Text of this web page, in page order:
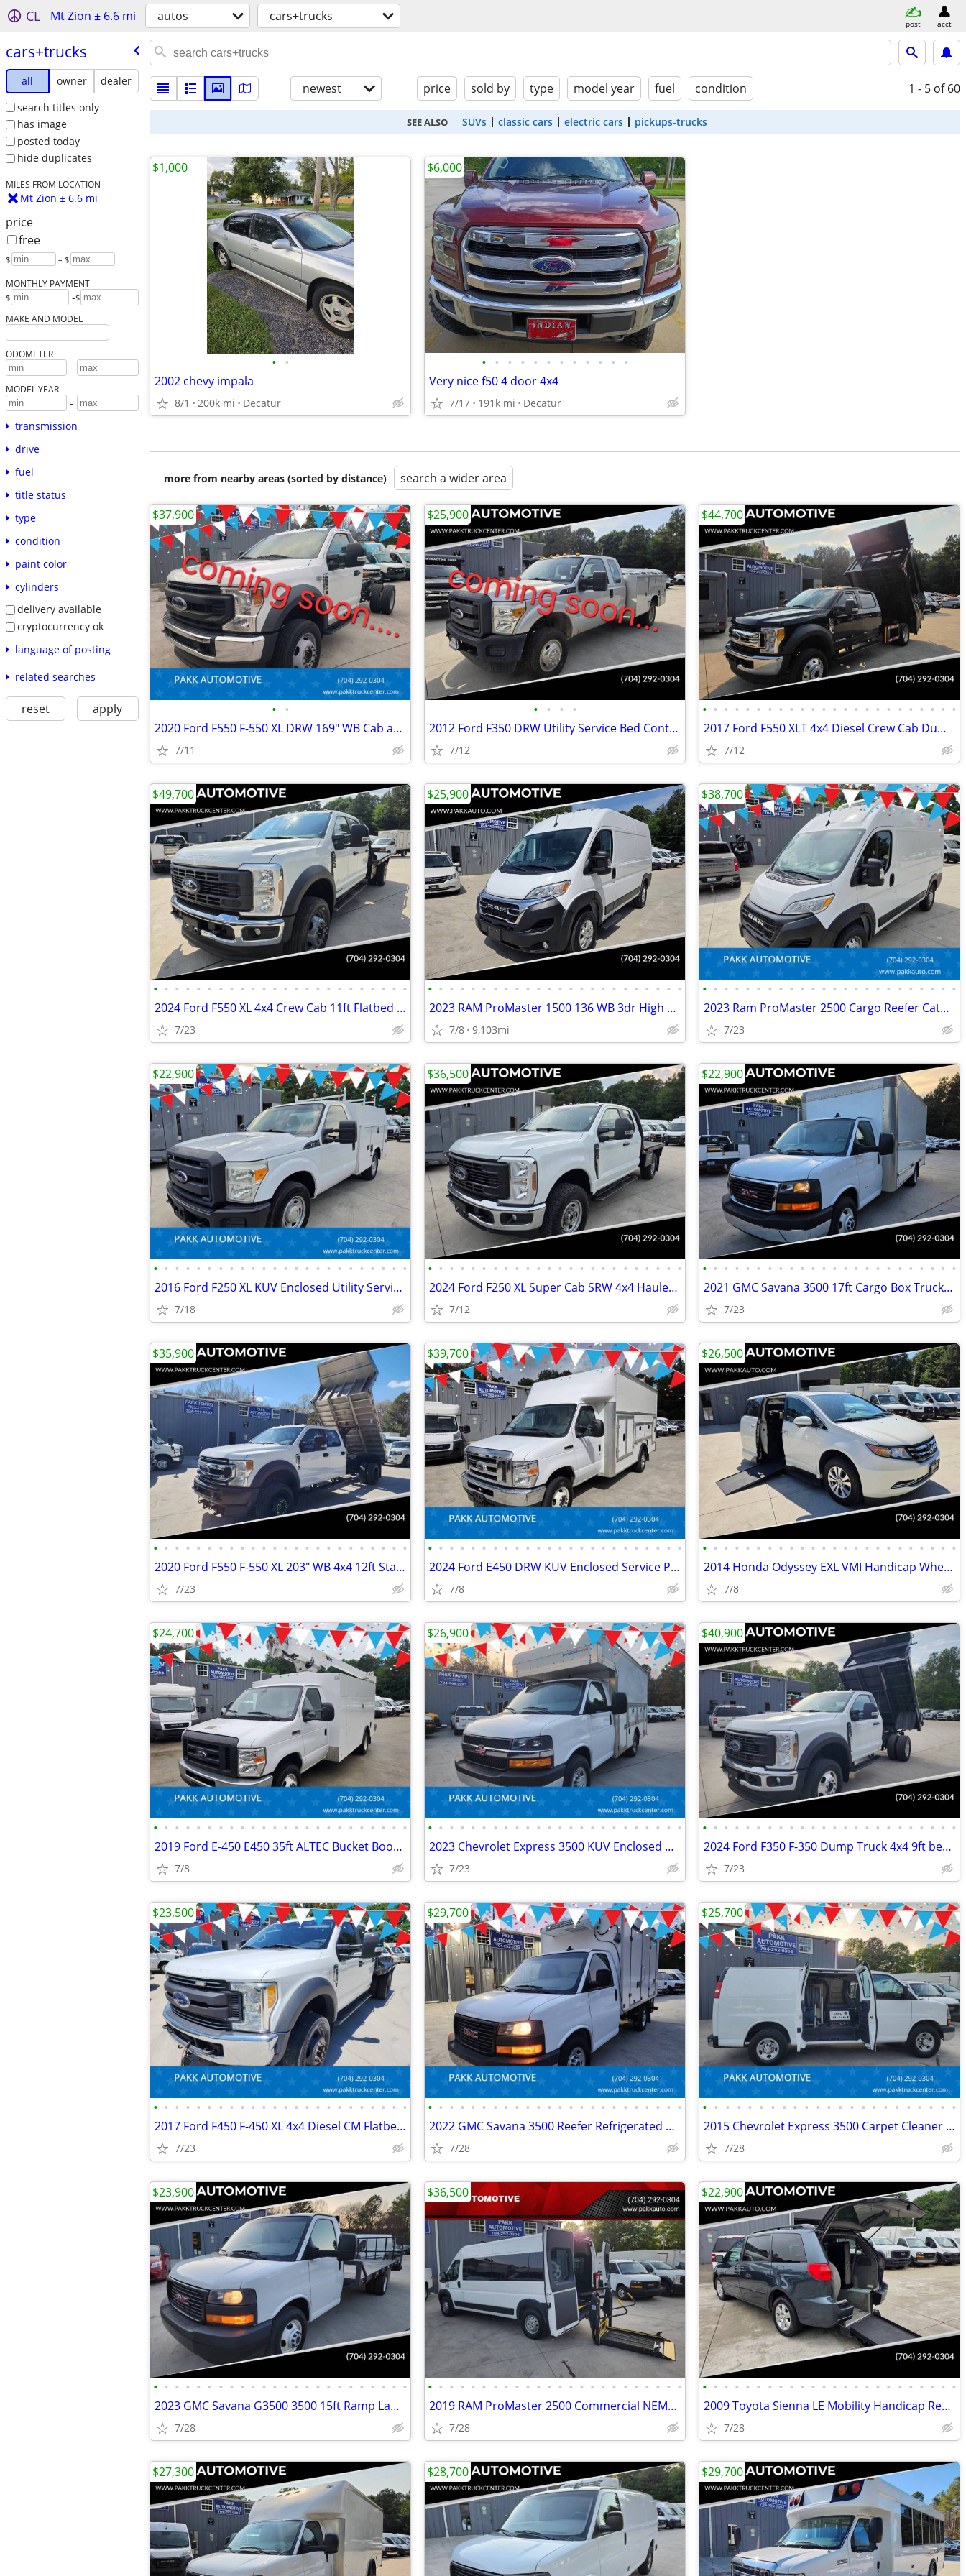
CL Mt Zion ± 6.6 mi autos cars+trucks post acct
cars+trucks
all owner
dealer
search titles only
has image
posted today
hide duplicates
MILES FROM LOCATION
Mt Zion ± 6.6 mi
price
free
$ – $
MONTHLY PAYMENT
$ -$
MAKE AND MODEL
ODOMETER
-
MODEL YEAR
-
transmission
drive
fuel
title status
type
condition
paint color
cylinders
delivery available
cryptocurrency ok
language of posting
related searches
reset apply
newest price sold by type model year fuel condition 1 - 5 of 60
SEE ALSO SUVs classic cars electric cars pickups-trucks
• •
2002 chevy impala
8/1 200k mi Decatur
$1,000
• • • • • • • • • • • •
Very nice f50 4 door 4x4
7/17 191k mi Decatur
$6,000
more from nearby areas (sorted by distance) search a wider area
• •
2020 Ford F550 F-550 XL DRW 169" WB Cab and Chassis 4x4 Diesel
7/11
$37,900
• • • •
2012 Ford F350 DRW Utility Service Bed Contractor Work Truck Liftgate
7/12
$25,900
• • • • • • • • • • • • • • • • • • • • • • • •
2017 Ford F550 XLT 4x4 Diesel Crew Cab Dump Truck High Wall Liftgate
7/12
$44,700
• • • • • • • • • • • • • • • • • • • • • • • •
2024 Ford F550 XL 4x4 Crew Cab 11ft Flatbed Hauler Work Bed Farm Truck
7/23
$49,700
• • • • • • • • • • • • • • • • • • • • • • • •
2023 RAM ProMaster 1500 136 WB 3dr High Roof Cargo Van
7/8 9,103mi
$25,900
• • • • • • • • • • • • • • • • • • • • • • • •
2023 Ram ProMaster 2500 Cargo Reefer Catering Van Thermo King V320
7/23
$38,700
• • • • • • • • • • • • • • • • • • • • • • • •
2016 Ford F250 XL KUV Enclosed Utility Service Plumber Mechanic Truck
7/18
$22,900
• • • • • • • • • • • • • • • • • • • • • • • •
2024 Ford F250 XL Super Cab SRW 4x4 Hauler Bed Flatbed Farm Work Truck
7/12
$36,500
• • • • • • • • • • • • • • • • • • • • • • • •
2021 GMC Savana 3500 17ft Cargo Box Truck Cutaway Work Delivery Van
7/23
$22,900
• • • • • • • • • • • • • • • • • • • • • • • •
2020 Ford F550 F-550 XL 203" WB 4x4 12ft Stake Bed Flatbed Dump Truck
7/23
$35,900
• • • • • • • • • • • • • • • • • • • • • • • •
2024 Ford E450 DRW KUV Enclosed Service Plumber Contractor Box Truck
7/8
$39,700
• • • • • • • • • • • • • • • • • • • • • • • •
2014 Honda Odyssey EXL VMI Handicap Wheelchair Mobility Van Side Ramp
7/8
$26,500
• • • • • • • • • • • • • • • • • • • • • • • •
2019 Ford E-450 E450 35ft ALTEC Bucket Boom Lift Truck Enclosed Box
7/8
$24,700
• • • • • • • • • • • • • • • • • • • • • • • •
2023 Chevrolet Express 3500 KUV Enclosed Utility Service Plumber Truck
7/23
$26,900
• • • • • • • • • • • • • • • • • • • • • • • •
2024 Ford F350 F-350 Dump Truck 4x4 9ft bed 145" WB 7.3 v8 Gas Motor
7/23
$40,900
• • • • • • • • • • • • • • • • • • • • • • • •
2017 Ford F450 F-450 XL 4x4 Diesel CM Flatbed Hauler Farm Work Truck
7/23
$23,500
• • • • • • • • • • • • • • • • • • • • • • • •
2022 GMC Savana 3500 Reefer Refrigerated Box Truck Thermo King V320MAX
7/28
$29,700
• • • • • • • • • • • • • • • • • • • • • • •
2015 Chevrolet Express 3500 Carpet Cleaner BUTLER CLEANING SYSTEM
7/28
$25,700
• • • • • • • • • • • • • • • • • • • • • • • •
2023 GMC Savana G3500 3500 15ft Ramp Landscape Flatbed Stake Bed Truck
7/28
$23,900
• • • • • • • • • • • • • • • • • • • • • • • •
2019 RAM ProMaster 2500 Commercial NEMT Wheelchair Gurney Van w/ Lift
7/28
$36,500
• • • • • • • • • • • • • • • • • • • • • • • •
2009 Toyota Sienna LE Mobility Handicap Rear Entry Wheelchair Ramp Van
7/28
$22,900
$27,300 $28,700 $29,700